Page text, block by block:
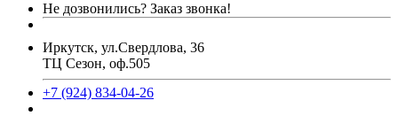
Не дозвонились? Заказ звонка!
Иркутск, ул.Свердлова, 36
ТЦ Сезон, оф.505
+7 (924) 834-04-26